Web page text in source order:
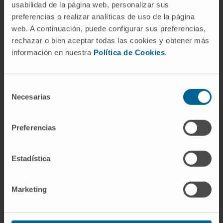
usabilidad de la página web, personalizar sus
preferencias o realizar analíticas de uso de la página
web. A continuación, puede configurar sus preferencias,
rechazar o bien aceptar todas las cookies y obtener más
información en nuestra Política de Cookies.
Necesarias
Preferencias
Estadística
Marketing
Atención integral del niño.
Dotados con la última tecnología para la atención